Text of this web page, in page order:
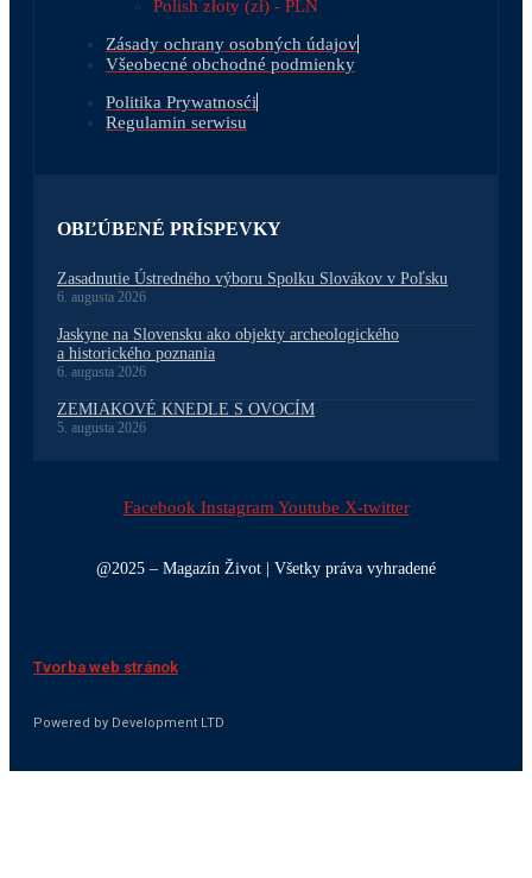
Polish złoty (zł) - PLN
Zásady ochrany osobných údajov
Všeobecné obchodné podmienky
Politika Prywatnosći
Regulamin serwisu
OBĽÚBENÉ PRÍSPEVKY
Zasadnutie Ústredného výboru Spolku Slovákov v Poľsku
6. augusta 2026
Jaskyne na Slovensku ako objekty archeologického
a historického poznania
6. augusta 2026
ZEMIAKOVÉ KNEDLE S OVOCÍM
5. augusta 2026
Facebook Instagram Youtube X-twitter
@2025 – Magazín Život | Všetky práva vyhradené
Tvorba web stránok
Powered by Development LTD